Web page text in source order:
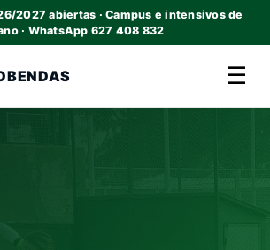
2027 abiertas · Campus e intensivos de
· WhatsApp 627 408 832
☰